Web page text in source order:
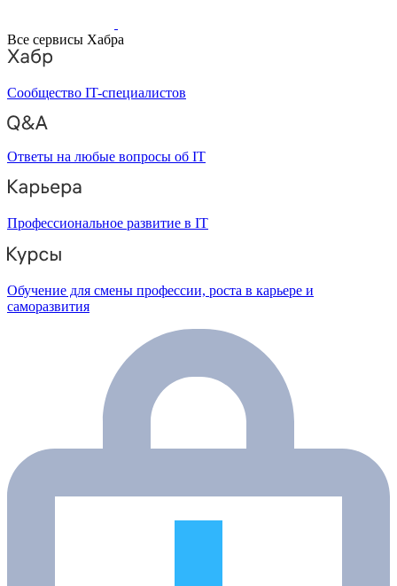
Все сервисы Хабра
Сообщество IT-специалистов
Ответы на любые вопросы об IT
Профессиональное развитие в IT
Обучение для смены профессии, роста в карьере и
саморазвития